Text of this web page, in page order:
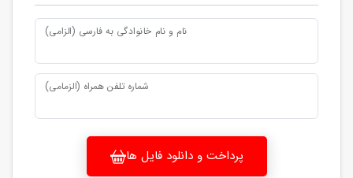
نام و نام خانوادگی به فارسی (الزامی)
شماره تلفن همراه (الزمامی)
پرداخت و دانلود فایل ها